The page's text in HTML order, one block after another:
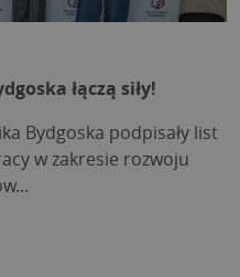
łączą siły!
Bydgoska podpisały list
w zakresie rozwoju